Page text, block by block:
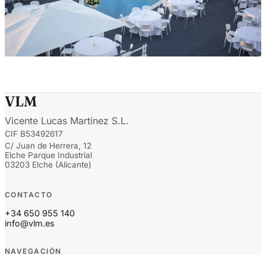
VLM
Vicente Lucas Martínez S.L.
CIF B53492617
C/ Juan de Herrera, 12
Elche Parque Industrial
03203 Elche (Alicante)
CONTACTO
+34 650 955 140
info@vlm.es
NAVEGACIÓN